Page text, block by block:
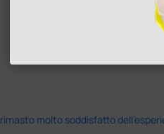
molto soddisfatto